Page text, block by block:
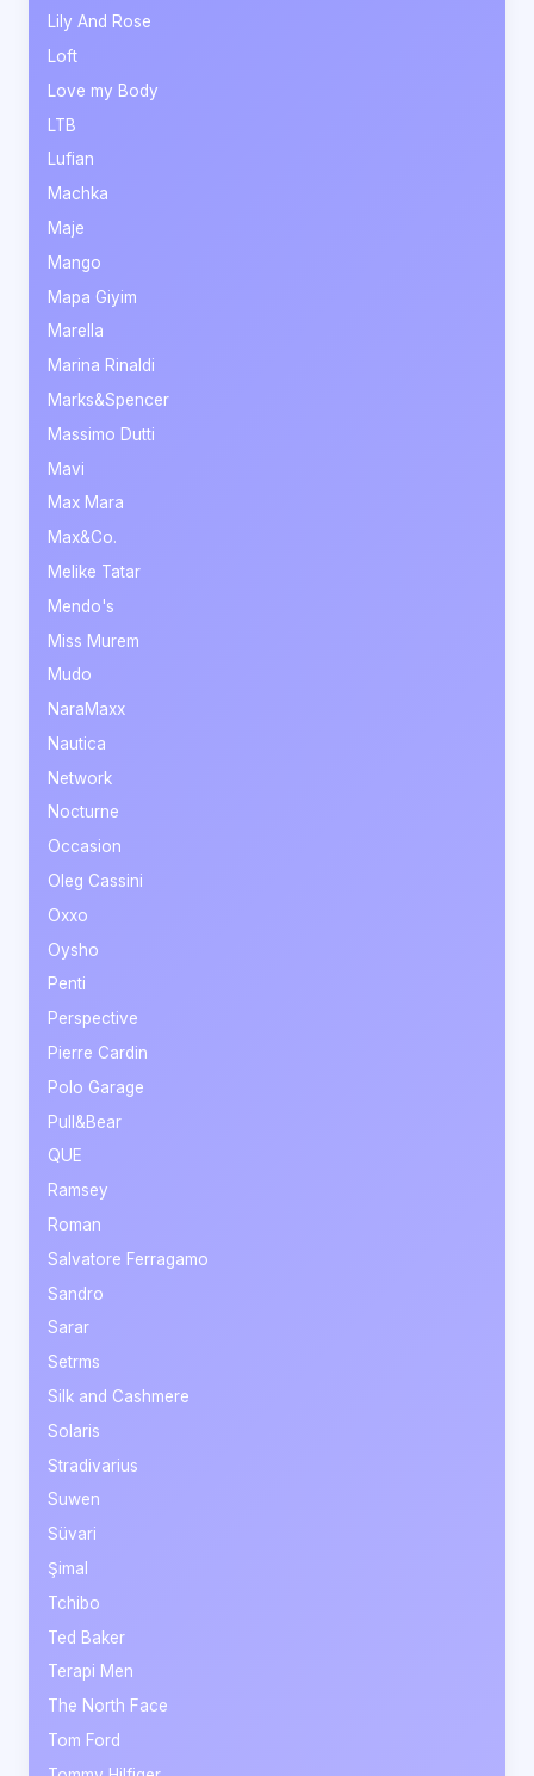
Lily And Rose
Loft
Love my Body
LTB
Lufian
Machka
Maje
Mango
Mapa Giyim
Marella
Marina Rinaldi
Marks&Spencer
Massimo Dutti
Mavi
Max Mara
Max&Co.
Melike Tatar
Mendo's
Miss Murem
Mudo
NaraMaxx
Nautica
Network
Nocturne
Occasion
Oleg Cassini
Oxxo
Oysho
Penti
Perspective
Pierre Cardin
Polo Garage
Pull&Bear
QUE
Ramsey
Roman
Salvatore Ferragamo
Sandro
Sarar
Setrms
Silk and Cashmere
Solaris
Stradivarius
Suwen
Süvari
Şimal
Tchibo
Ted Baker
Terapi Men
The North Face
Tom Ford